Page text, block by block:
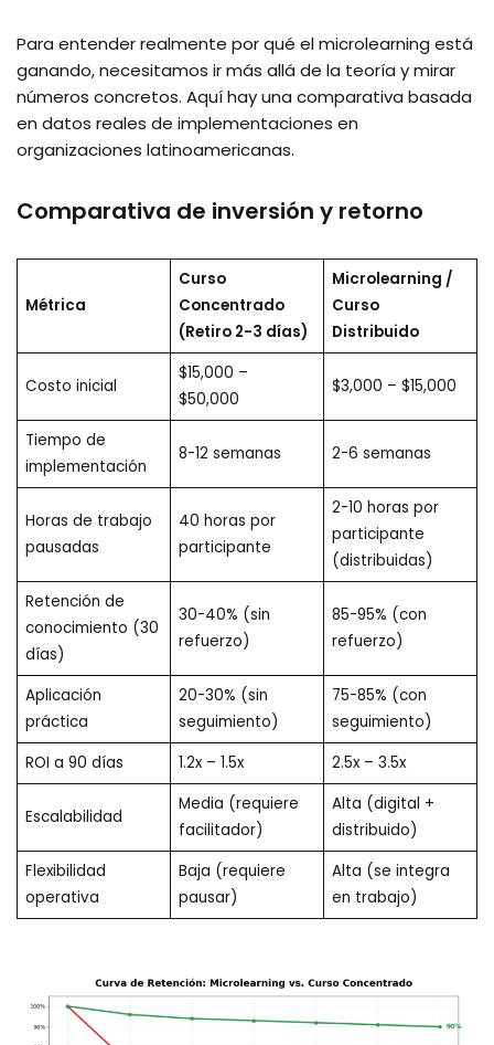
Para entender realmente por qué el microlearning está
ganando, necesitamos ir más allá de la teoría y mirar
números concretos. Aquí hay una comparativa basada
en datos reales de implementaciones en
organizaciones latinoamericanas.
Comparativa de inversión y retorno
Métrica
Curso
Concentrado
(Retiro 2-3 días)
Microlearning /
Curso
Distribuido
Costo inicial
$15,000 –
$50,000
$3,000 – $15,000
Tiempo de
implementación
8-12 semanas 2-6 semanas
Horas de trabajo
pausadas
40 horas por
participante
2-10 horas por
participante
(distribuidas)
Retención de
conocimiento (30
días)
30-40% (sin
refuerzo)
85-95% (con
refuerzo)
Aplicación
práctica
20-30% (sin
seguimiento)
75-85% (con
seguimiento)
ROI a 90 días
1.2x – 1.5x 2.5x – 3.5x
Escalabilidad
Media (requiere
facilitador)
Alta (digital +
distribuido)
Flexibilidad
operativa
Baja (requiere
pausar)
Alta (se integra
en trabajo)